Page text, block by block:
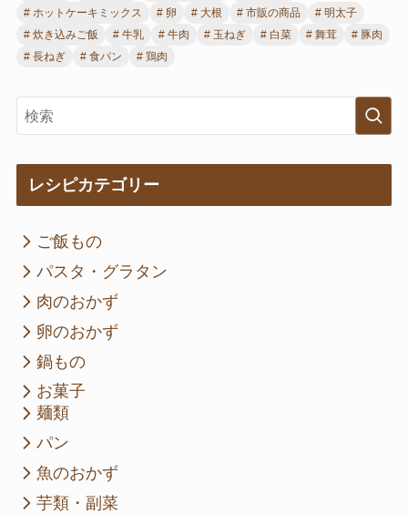
ホットケーキミックス
卵 大根 市販の商品
明太子
炊き込みご飯
牛乳 牛肉 玉ねぎ 白菜 舞茸
豚肉
長ねぎ
食パン 鶏肉
レシピカテゴリー
ご飯もの
パスタ・グラタン
肉のおかず
卵のおかず
鍋もの
お菓子
麺類
パン
魚のおかず
芋類・副菜